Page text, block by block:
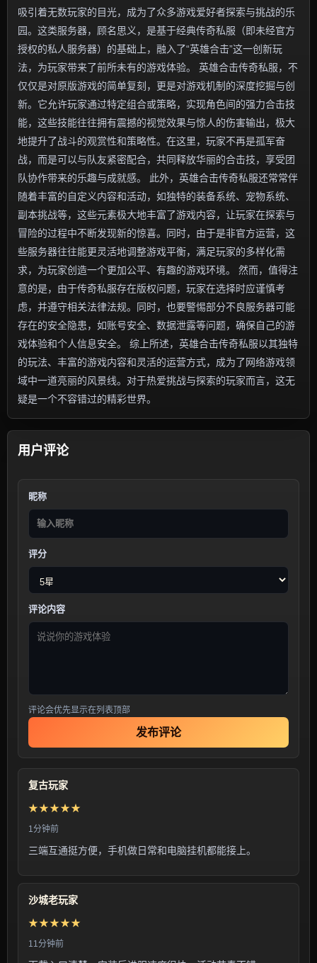
吸引着无数玩家的目光，成为了众多游戏爱好者探索与挑战的乐
园。这类服务器，顾名思义，是基于经典传奇私服（即未经官方
授权的私人服务器）的基础上，融入了“英雄合击”这一创新玩
法，为玩家带来了前所未有的游戏体验。 英雄合击传奇私服，不
仅仅是对原版游戏的简单复刻，更是对游戏机制的深度挖掘与创
新。它允许玩家通过特定组合或策略，实现角色间的强力合击技
能，这些技能往往拥有震撼的视觉效果与惊人的伤害输出，极大
地提升了战斗的观赏性和策略性。在这里，玩家不再是孤军奋
战，而是可以与队友紧密配合，共同释放华丽的合击技，享受团
队协作带来的乐趣与成就感。 此外，英雄合击传奇私服还常常伴
随着丰富的自定义内容和活动，如独特的装备系统、宠物系统、
副本挑战等，这些元素极大地丰富了游戏内容，让玩家在探索与
冒险的过程中不断发现新的惊喜。同时，由于是非官方运营，这
些服务器往往能更灵活地调整游戏平衡，满足玩家的多样化需
求，为玩家创造一个更加公平、有趣的游戏环境。 然而，值得注
意的是，由于传奇私服存在版权问题，玩家在选择时应谨慎考
虑，并遵守相关法律法规。同时，也要警惕部分不良服务器可能
存在的安全隐患，如账号安全、数据泄露等问题，确保自己的游
戏体验和个人信息安全。 综上所述，英雄合击传奇私服以其独特
的玩法、丰富的游戏内容和灵活的运营方式，成为了网络游戏领
域中一道亮丽的风景线。对于热爱挑战与探索的玩家而言，这无
疑是一个不容错过的精彩世界。
用户评论
昵称
评分
评论内容
评论会优先显示在列表顶部
发布评论
复古玩家
★★★★★
1分钟前
三端互通挺方便，手机做日常和电脑挂机都能接上。
沙城老玩家
★★★★★
11分钟前